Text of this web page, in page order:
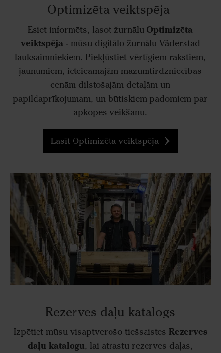
Optimizēta veiktspēja
Esiet informēts, lasot žurnālu Optimizēta
veiktspēja -mūsu digitālo žurnālu Väderstad
lauksaimniekiem. Piekļūstiet vērtīgiem rakstiem,
jaunumiem, ieteicamajām mazumtirdzniecības
cenām dilstošajām detaļām un
papildaprīkojumam, un būtiskiem padomiem par
apkopes veikšanu.
Lasīt Optimizēta veiktspēja
Rezerves daļu katalogs
Izpētiet mūsu visaptverošo tiešsaistes Rezerves
daļu katalogu, lai atrastu rezerves daļas,